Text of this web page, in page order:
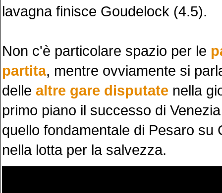
lavagna finisce Goudelock (4.5).
Non c'è particolare spazio per le
partita, mentre ovviamente si
delle altre gare disputate nella
primo piano il successo di
quello fondamentale di Pesaro su
nella lotta per la salvezza.